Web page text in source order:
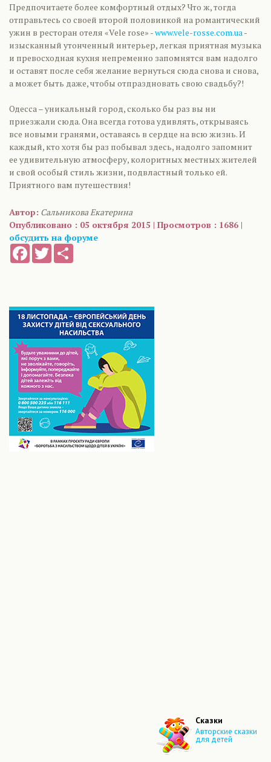
Предпочитаете более комфортный отдых? Что ж, тогда
отправьтесь со своей второй половинкой на романтический
ужин в ресторан отеля «Vele rose» -www.vele-rosse.com.ua-
изысканный утонченный интерьер, легкая приятная музыка
и превосходная кухня непременно запомнятся вам надолго
и оставят после себя желание вернуться сюда снова и снова,
а может быть даже, чтобы отпраздновать свою свадьбу?!
Одесса – уникальный город, сколько бы раз вы ни
приезжали сюда. Она всегда готова удивлять, открываясь
все новыми гранями, оставаясь в сердце на всю жизнь. И
каждый, кто хотя бы раз побывал здесь, надолго запомнит
ее удивительную атмосферу, колоритных местных жителей
и свой особый стиль жизни, подвластный только ей.
Приятного вам путешествия!
Автор: Сальникова Екатерина
Опубликовано : 05 октября 2015 | Просмотров : 1686 |
обсудить на форуме
FacebookTwitter
Сказки
Авторские сказки
для детей